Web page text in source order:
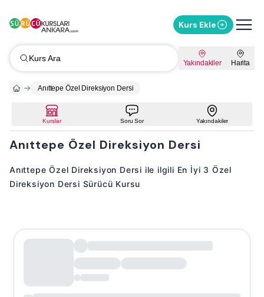
Kurs Ekle
Kurs Ara Yakındakiler Harita
Anıttepe Özel Direksiyon Dersi
Kurslar Soru Sor Yakındakiler
Anıttepe Özel Direksiyon Dersi
Anıttepe Özel Direksiyon Dersi ile ilgili En İyi 3 Özel
Direksiyon Dersi Sürücü Kursu